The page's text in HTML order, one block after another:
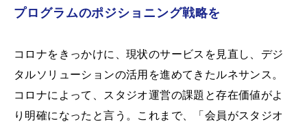
プログラムのポジショニング戦略を
コロナをきっかけに、現状のサービスを見直し、デジ
タルソリューションの活用を進めてきたルネサンス。
コロナによって、スタジオ運営の課題と存在価値がよ
り明確になったと言う。これまで、「会員がスタジオ